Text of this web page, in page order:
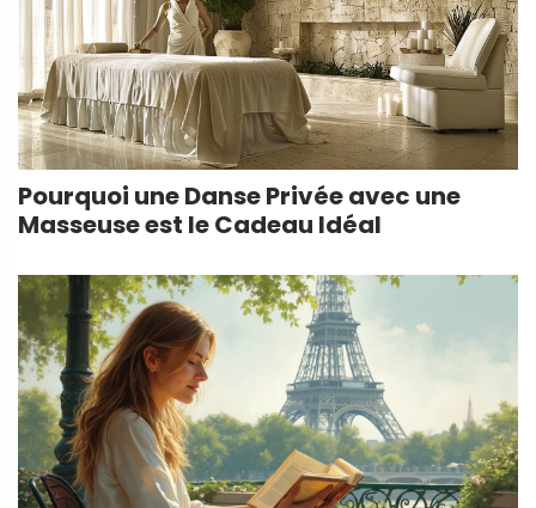
Pourquoi une Danse Privée avec une
Masseuse est le Cadeau Idéal